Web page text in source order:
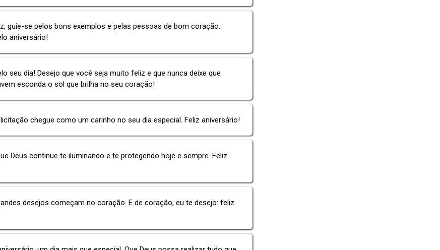
guie-se pelos bons exemplos e pelas pessoas de bom coração.
aniversário!
seu dia! Desejo que você seja muito feliz e que nunca deixe que
esconda o sol que brilha no seu coração!
chegue como um carinho no seu dia especial. Feliz aniversário!
Deus continue te iluminando e te protegendo hoje e sempre. Feliz
desejos começam no coração. E de coração, eu te desejo: feliz